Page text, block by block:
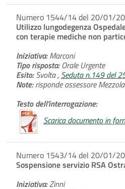
Numero 1544/14 del 20/01/
Utilizzo lungodegenza
con terapie mediche non
Iniziativa:Marconi
Tipo risposta:Orale Urgente
Esito:Svolta , Seduta n.149 del
Note:risponde assessore
Testo dell'interrogazione:
Scarica documento in
Numero 1543/14 del 20/01/
Sospensione servizio RSA
Iniziativa:Zinni